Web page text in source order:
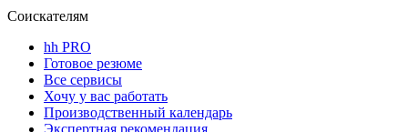
Соискателям
hh PRO
Готовое резюме
Все сервисы
Хочу у вас работать
Производственный календарь